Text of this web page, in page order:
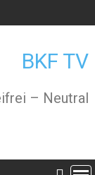
BKF TV
– Neutral